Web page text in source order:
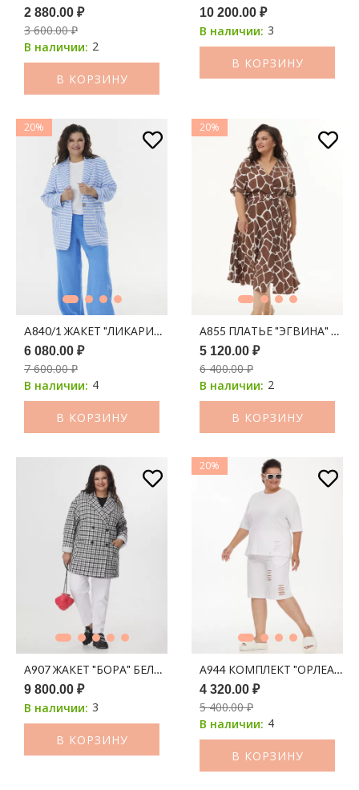
2 880.00 ₽
3 600.00 ₽
В наличии: 2
В КОРЗИНУ
10 200.00 ₽
В наличии: 3
В КОРЗИНУ
20%
A840/1 ЖАКЕТ "ЛИКАРИЯ" ЛЕН БЕЛО-СИНИЙ ПРИНТ
6 080.00 ₽
7 600.00 ₽
В наличии: 4
В КОРЗИНУ
20%
А855 ПЛАТЬЕ "ЭГВИНА"
5 120.00 ₽
6 400.00 ₽
В наличии: 2
В КОРЗИНУ
А907 ЖАКЕТ "БОРА" БЕЛО-ЧЕРНАЯ ПРИНТ КЛЕТКА
9 800.00 ₽
В наличии: 3
В КОРЗИНУ
20%
А944 КОМПЛЕКТ "ОРЛЕАН"
4 320.00 ₽
5 400.00 ₽
В наличии: 4
В КОРЗИНУ